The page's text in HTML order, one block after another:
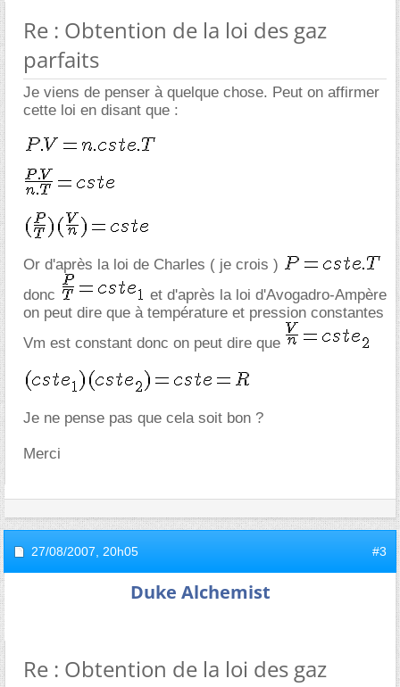
Re : Obtention de la loi des gaz
parfaits
Je viens de penser à quelque chose. Peut on affirmer
cette loi en disant que :
Or d'après la loi de Charles ( je crois )
donc
et d'après la loi d'Avogadro-Ampère
on peut dire que à température et pression constantes
Vm est constant donc on peut dire que
Je ne pense pas que cela soit bon ?
Merci
27/08/2007, 20h05 #3
Duke Alchemist
Re : Obtention de la loi des gaz